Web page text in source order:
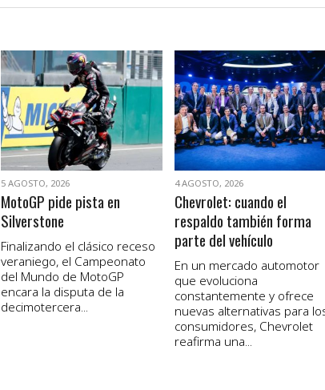
VER NOTA
5 AGOSTO, 2026
MotoGP pide pista en
Silverstone
Finalizando el clásico receso
veraniego, el Campeonato
del Mundo de MotoGP
encara la disputa de la
decimotercera...
VER NOTA
4 AGOSTO, 2026
Chevrolet: cuando el
respaldo también forma
parte del vehículo
En un mercado automotor
que evoluciona
constantemente y ofrece
nuevas alternativas para
consumidores, Chevrolet
reafirma una...